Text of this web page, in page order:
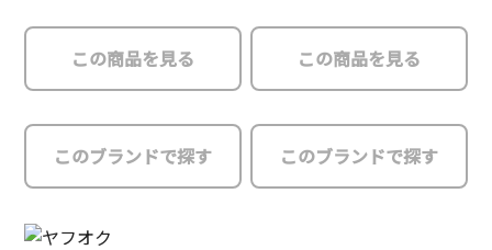
この商品を見る
このブランドで探す
この商品を見る
このブランドで探す